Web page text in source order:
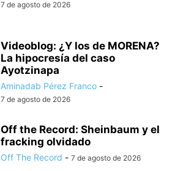
7 de agosto de 2026
Videoblog: ¿Y los de MORENA?
La hipocresía del caso
Ayotzinapa
Aminadab Pérez Franco -
7 de agosto de 2026
Off the Record: Sheinbaum y el
fracking olvidado
Off The Record - 7 de agosto de 2026